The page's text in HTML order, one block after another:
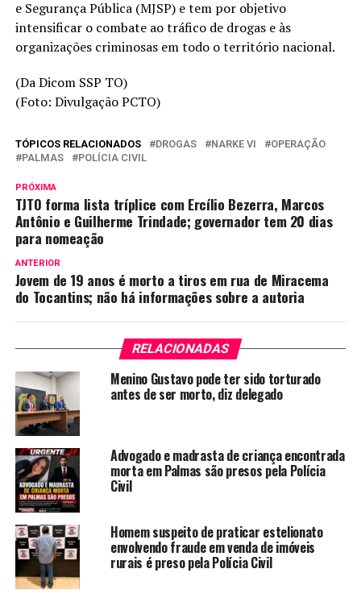
e Segurança Pública (MJSP) e tem por objetivo
intensificar o combate ao tráfico de drogas e às
organizações criminosas em todo o território nacional.
(Da Dicom SSP TO)
(Foto: Divulgação PCTO)
TÓPICOS RELACIONADOS DROGAS NARKE VI
OPERAÇÃO
PALMAS
POLÍCIA CIVIL
PRÓXIMA
TJTO forma lista tríplice com Ercílio Bezerra, Marcos
Antônio e Guilherme Trindade; governador tem 20 dias
para nomeação
ANTERIOR
Jovem de 19 anos é morto a tiros em rua de Miracema
do Tocantins; não há informações sobre a autoria
RELACIONADAS
Menino Gustavo pode ter sido torturado
antes de ser morto, diz delegado
Advogado e madrasta de criança encontrada
morta em Palmas são presos pela Polícia
Civil
Homem suspeito de praticar estelionato
envolvendo fraude em venda de imóveis
rurais é preso pela Polícia Civil